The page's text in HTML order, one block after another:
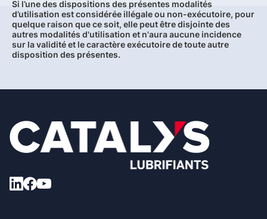
Si l’une des dispositions des présentes modalités
d’utilisation est considérée illégale ou non-exécutoire, pour
quelque raison que ce soit, elle peut être disjointe des
autres modalités d'utilisation et n'aura aucune incidence
sur la validité et le caractère exécutoire de toute autre
disposition des présentes.